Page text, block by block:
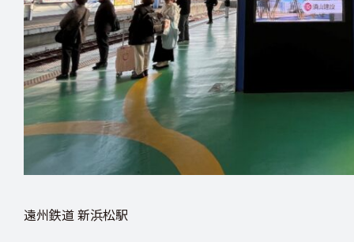
地
元
で
働
く
ONSITEX
採
用
イ
ン
ト
ち
く
事
と
遠州鉄道 新浜松駅